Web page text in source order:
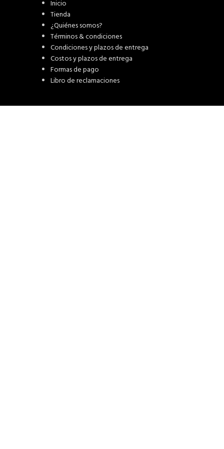
Inicio
Tienda
¿Quiénes somos?
Términos & condiciones
Condiciones y plazos de entrega
Costos y plazos de entrega
Formas de pago
Libro de reclamaciones